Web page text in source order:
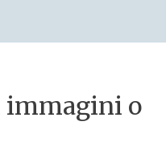
immagini o